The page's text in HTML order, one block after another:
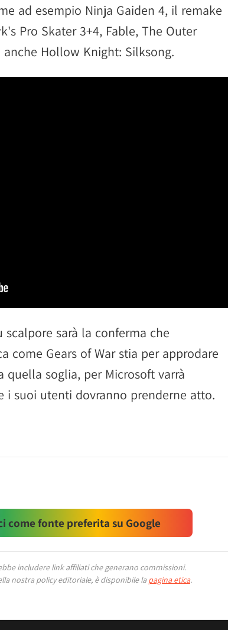
ad esempio Ninja Gaiden 4, il remake
Pro Skater 3+4, Fable, The Outer
anche Hollow Knight: Silksong.
sarà la conferma che
come Gears of War stia per approdare
quella soglia, per Microsoft varrà
suoi utenti dovranno prenderne atto.
come fonte preferita su Google
includere link affiliati che generano commissioni.
nostra policy editoriale, è disponibile la pagina etica.